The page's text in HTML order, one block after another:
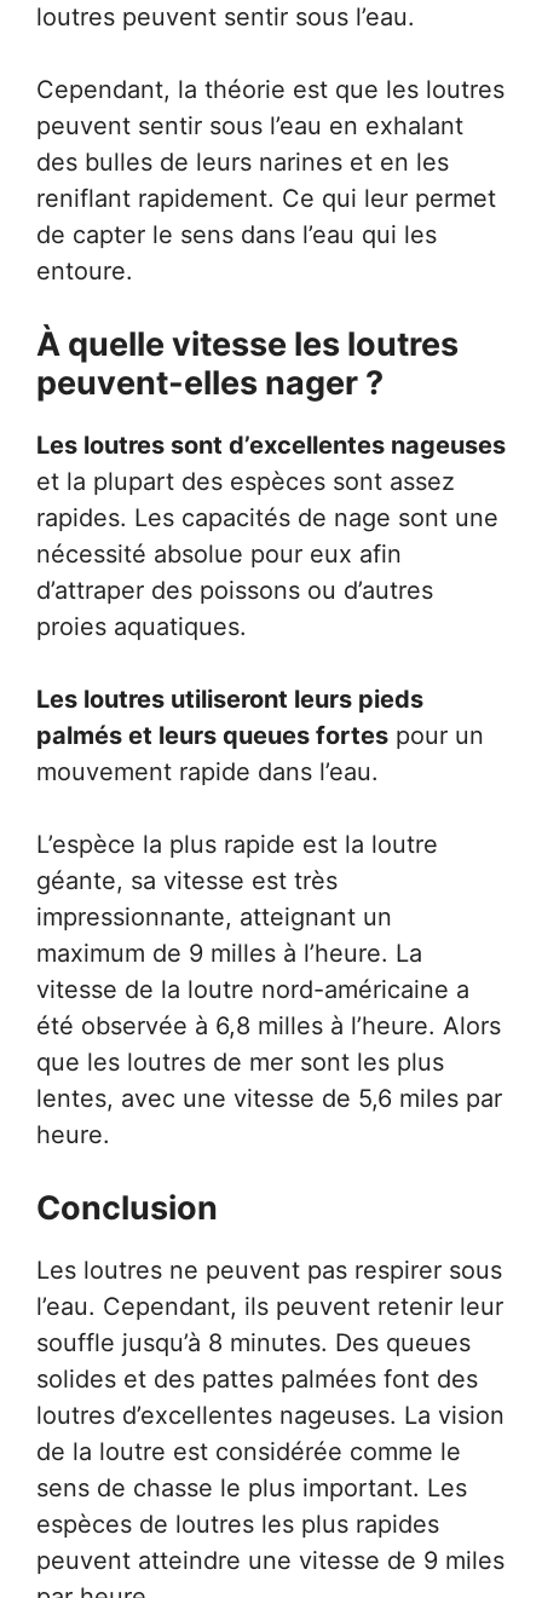
loutres peuvent sentir sous l’eau.
Cependant, la théorie est que les loutres
peuvent sentir sous l’eau en exhalant
des bulles de leurs narines et en les
reniflant rapidement. Ce qui leur permet
de capter le sens dans l’eau qui les
entoure.
À quelle vitesse les loutres
peuvent-elles nager ?
Les loutres sont d’excellentes nageuses
et la plupart des espèces sont assez
rapides. Les capacités de nage sont une
nécessité absolue pour eux afin
d’attraper des poissons ou d’autres
proies aquatiques.
Les loutres utiliseront leurs pieds
palmés et leurs queues fortes pour un
mouvement rapide dans l’eau.
L’espèce la plus rapide est la loutre
géante, sa vitesse est très
impressionnante, atteignant un
maximum de 9 milles à l’heure. La
vitesse de la loutre nord-américaine a
été observée à 6,8 milles à l’heure. Alors
que les loutres de mer sont les plus
lentes, avec une vitesse de 5,6 miles par
heure.
Conclusion
Les loutres ne peuvent pas respirer sous
l’eau. Cependant, ils peuvent retenir leur
souffle jusqu’à 8 minutes. Des queues
solides et des pattes palmées font des
loutres d’excellentes nageuses. La vision
de la loutre est considérée comme le
sens de chasse le plus important. Les
espèces de loutres les plus rapides
peuvent atteindre une vitesse de 9 miles